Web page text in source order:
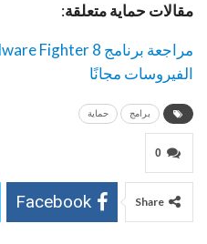
مقالات حماية متعلقة:
الفيروسات مجانًا
برامج حماية
0
Share
Facebook